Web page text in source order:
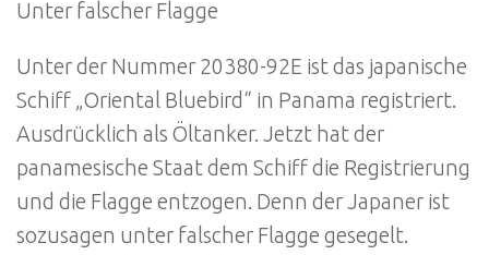
Unter falscher Flagge
Unter der Nummer 20380-92E ist das japanische
Schiff „Oriental Bluebird“ in Panama registriert.
Ausdrücklich als Öltanker. Jetzt hat der
panamesische Staat dem Schiff die Registrierung
und die Flagge entzogen. Denn der Japaner ist
sozusagen unter falscher Flagge gesegelt.